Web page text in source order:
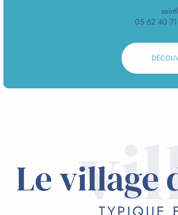
05 62 40 71
Le village